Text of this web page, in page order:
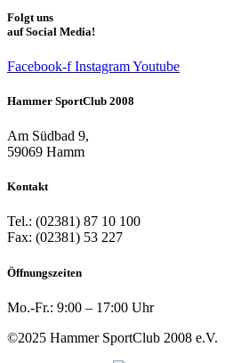
Folgt uns
auf Social Media!
Facebook-f InstagramYoutube
Hammer SportClub 2008
Am Südbad 9,
59069 Hamm
Kontakt
Tel.: (02381) 87 10 100
Fax: (02381) 53 227
Öffnungszeiten
Mo.-Fr.: 9:00 – 17:00 Uhr
©2025 Hammer SportClub 2008 e.V.